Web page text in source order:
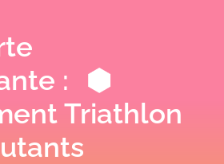
:
Triathlon